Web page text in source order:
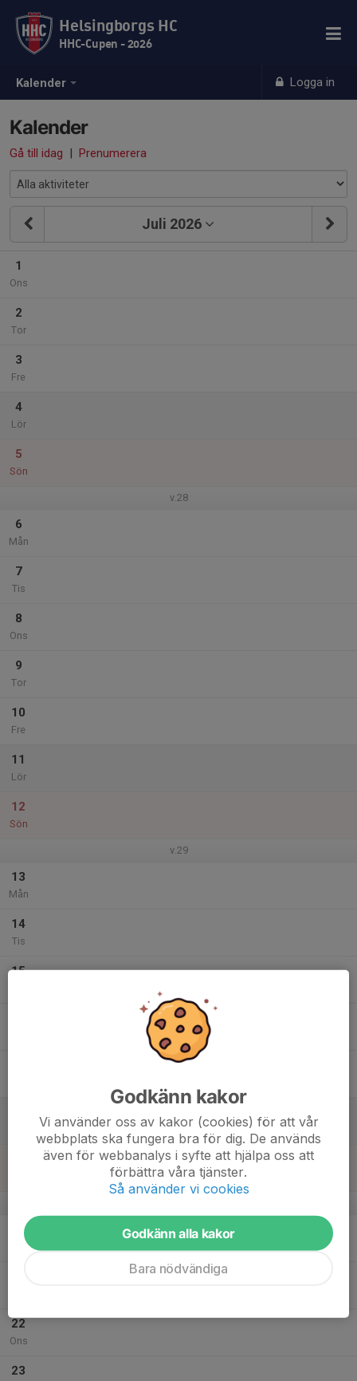
Kalender Logga in
Helsingborgs HC
HHC-Cupen - 2026
Kalender
Gå till idag | Prenumerera
Juli 2026
1
Ons
2
Tor
3
Fre
4
Lör
5
Sön
v.28
6
Mån
7
Tis
8
Ons
9
Tor
10
Fre
11
Lör
12
Sön
v.29
13
Mån
14
Tis
15
20
Mån
22
Ons
23
Godkänn kakor
Vi använder oss av kakor (cookies) för att vår
webbplats ska fungera bra för dig. De används
även för webbanalys i syfte att hjälpa oss att
förbättra våra tjänster.
Så använder vi cookies
Godkänn alla kakor
Bara nödvändiga